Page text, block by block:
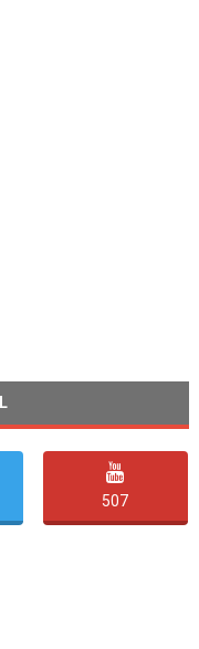
507